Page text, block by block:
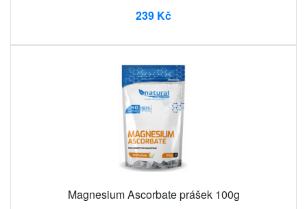
239 Kč
Magnesium Ascorbate prášek 100g